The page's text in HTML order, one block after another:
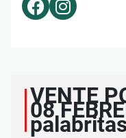
VENTE
08